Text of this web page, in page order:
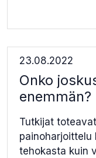
23.08.2022
Onko
enemmän?
Tutkijat
painoharjoittelu
tehokasta kuin